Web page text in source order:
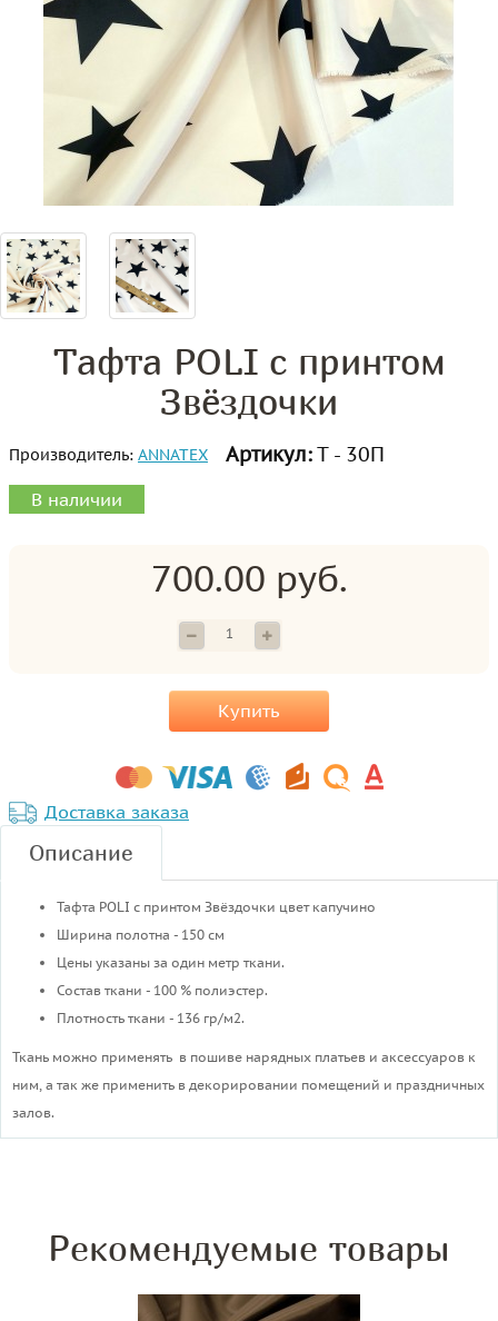
Тафта POLI с принтом
Звёздочки
Производитель: ANNATEX Артикул:Т - 30П
В наличии
700.00 руб.
Купить
Доставка заказа
Описание
Тафта POLI с принтом Звёздочки цвет капучино
Ширина полотна - 150 см
Цены указаны за один метр ткани.
Cостав ткани - 100 % полиэстер.
Плотность ткани - 136 гр/м2.
Ткань можно применять в пошиве нарядных платьев и аксессуаров к
ним, а так же применить в декорировании помещений и праздничных
залов.
Рекомендуемые товары